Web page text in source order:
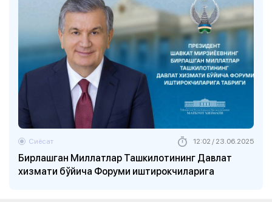
Бирлашган Миллатлар Ташкилотининг Давлат
хизмати бўйича Форуми иштирокчиларига
Сиёсат 12:02 / 23.06.2025